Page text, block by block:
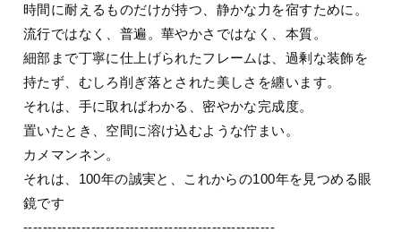
時間に耐えるものだけが持つ、静かな力を宿すために。
流行ではなく、普遍。華やかさではなく、本質。
細部まで丁寧に仕上げられたフレームは、過剰な装飾を
持たず、むしろ削ぎ落とされた美しさを纏います。
それは、手に取ればわかる、密やかな完成度。
置いたとき、空間に溶け込むような佇まい。
カメマンネン。
それは、100年の誠実と、これからの100年を見つめる眼
鏡です
----------------------------------------------------